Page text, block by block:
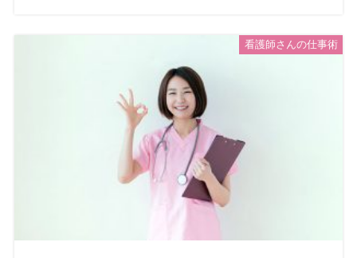
看護師さんの仕事術